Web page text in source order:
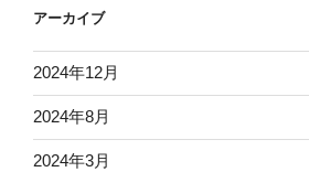
アーカイブ
2024年12月
2024年8月
2024年3月